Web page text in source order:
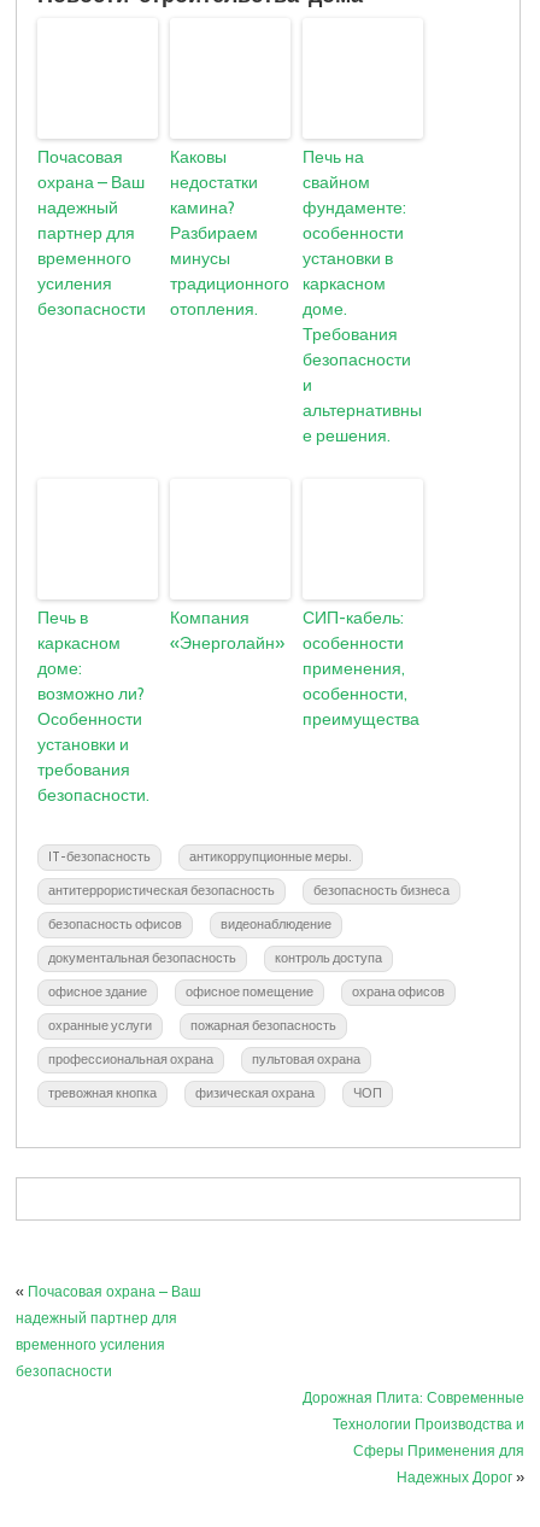
Почасовая
охрана – Ваш
надежный
партнер для
временного
усиления
безопасности
Каковы
недостатки
камина?
Разбираем
минусы
традиционного
отопления.
Печь на
свайном
фундаменте:
особенности
установки в
каркасном
доме.
Требования
безопасности
и
альтернативны
е решения.
Печь в
каркасном
доме:
возможно ли?
Особенности
установки и
требования
безопасности.
Компания
«Энерголайн»
СИП-кабель:
особенности
применения,
особенности,
преимущества
IT-безопасность антикоррупционные меры.
антитеррористическая безопасность безопасность бизнеса
безопасность офисов видеонаблюдение
документальная безопасность контроль доступа
офисное здание офисное помещение охрана офисов
охранные услуги пожарная безопасность
профессиональная охрана пультовая охрана
тревожная кнопка физическая охрана ЧОП
« Почасовая охрана – Ваш
надежный партнер для
временного усиления
безопасности
Дорожная Плита: Современные
Технологии Производства и
Сферы Применения для
Надежных Дорог»